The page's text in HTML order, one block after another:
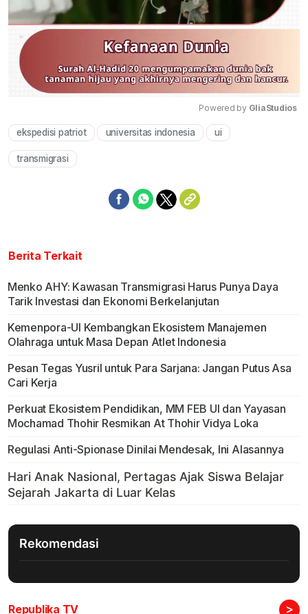
Powered by GliaStudios
ekspedisi patriot universitas indonesia ui
transmigrasi
Berita Terkait
Menko AHY: Kawasan Transmigrasi Harus Punya Daya
Tarik Investasi dan Ekonomi Berkelanjutan
Kemenpora-UI Kembangkan Ekosistem Manajemen
Olahraga untuk Masa Depan Atlet Indonesia
Pesan Tegas Yusril untuk Para Sarjana: Jangan Putus Asa
Cari Kerja
Perkuat Ekosistem Pendidikan, MM FEB UI dan Yayasan
Mochamad Thohir Resmikan At Thohir Vidya Loka
Regulasi Anti-Spionase Dinilai Mendesak, Ini Alasannya
Rekomendasi
Republika TV >